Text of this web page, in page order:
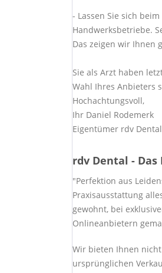
- Lassen Sie sich
Handwerksbetriebe.
Das zeigen wir Ihnen
Sie als Arzt haben
Wahl Ihres Anbieters
Hochachtungsvoll,
Ihr Daniel Rodemerk
Eigentümer rdv Dental
rdv Dental -
"Perfektion aus
Praxisausstattung
gewohnt, bei
Onlineanbietern
Wir bieten Ihnen
ursprünglichen